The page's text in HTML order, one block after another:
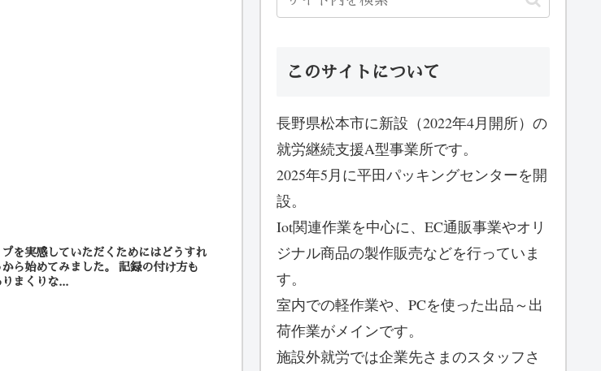
を実感していただくためにはどうすれ
ました。 記録の付け方も
まくりな...
このサイトについて
長野県松本市に新設（2022年4月開所）の
就労継続支援A型事業所です。
2025年5月に平田パッキングセンターを開
設。
Iot関連作業を中心に、EC通販事業やオリ
ジナル商品の製作販売などを行っていま
す。
室内での軽作業や、PCを使った出品～出
荷作業がメインです。
施設外就労では企業先さまのスタッフさ